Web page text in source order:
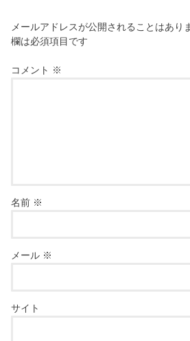
メールアドレスが公開されることはあり
欄は必須項目です
コメント ※
名前 ※
メール ※
サイト